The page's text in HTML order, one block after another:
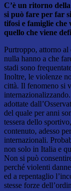
C’è un ritorno
si può fare per far
tifosi e famiglie che
quello che viene
Purtroppo, attorno al
nulla hanno a che
stadi sono
Inoltre, le violenze
città. Il fenomeno si
adottate
del quale per anni
tessera dello
contenuto, adesso
internazionali.
non solo in Italia e
Non si può
perché violenti
ed a repentaglio
stesse forze